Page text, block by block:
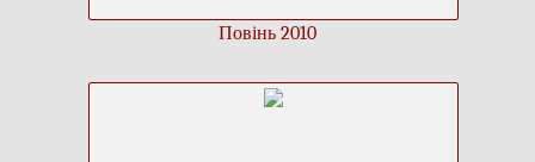
Повінь 2010